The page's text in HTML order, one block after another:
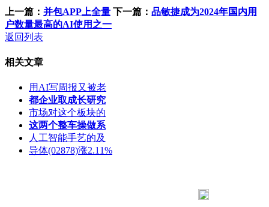
上一篇： 并包APP上全量 下一篇： 品敏捷成为2024年国内用
户数量最高的AI使用之一
返回列表
相关文章
用AI写周报又被老
都企业取成长研究
市场对这个板块的
这两个整车操做系
人工智能手艺的及
导体(02878)涨2.11%